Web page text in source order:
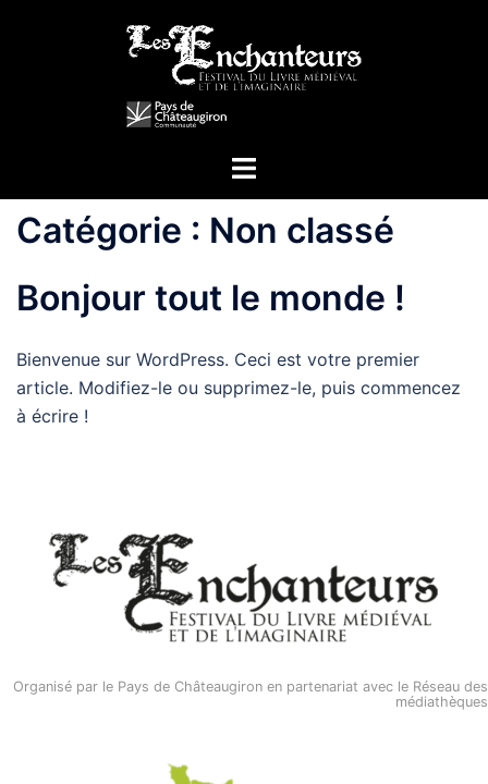
Ouvrir/fermer
menu
Catégorie : Non classé
Bonjour tout le monde !
Bienvenue sur WordPress. Ceci est votre premier
article. Modifiez-le ou supprimez-le, puis commencez
à écrire !
Organisé par le Pays de Châteaugiron en partenariat avec le Réseau des
médiathèques